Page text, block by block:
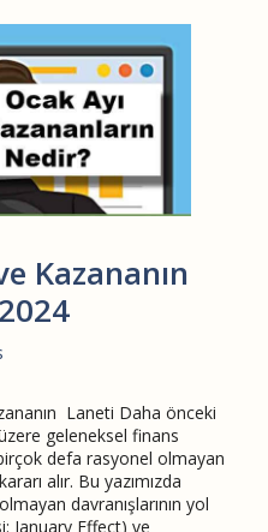
Kazananın
Laneti Daha önceki
geleneksel finans
defa rasyonel olmayan
alır. Bu yazımızda
davranışlarının yol
January Effect) ve